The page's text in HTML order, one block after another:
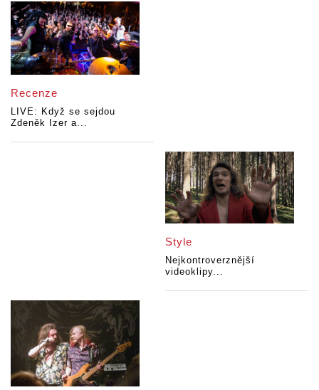
Recenze
LIVE: Když se sejdou
Zdeněk Izer a...
Style
Nejkontroverznější
videoklipy...